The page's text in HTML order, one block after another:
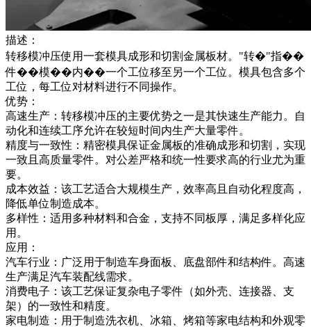
描述：
转移模冲压使用一套模具成形和切割金属板材。"转�"指��
件��模��内��一个工位移至另一个工位。模具包含多个
工位，每工位对材料进行不同操作。
优势：
高速生产：转移模冲压的主要优势之一是其快速生产能力。自
动化和连续工序允许在较短时间内生产大量零件。
精度与一致性：精密模具保证金属板的准确成形和切割，实现
一致且高质量零件。对公差严格和统一性要求高的行业尤为重
要。
成本效益：该工艺适合大规模生产，效率高且自动化程度高，
降低单位制造成本。
多样性：适用多种材料和合金，支持不同板厚，满足多样化应
用。
应用：
汽车行业：广泛用于制造车身面板、底盘部件和结构件。高速
生产满足汽车装配线需求。
消费电子：该工艺保证复杂电子零件（如外壳、连接器、支
架）的一致性和精度。
家电制造：用于制造洗衣机、冰箱、烤箱等家电结构和外观零